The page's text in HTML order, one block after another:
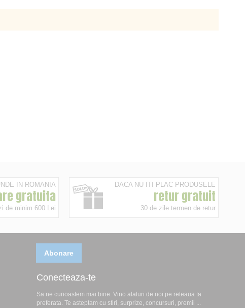
IN ROMANIA
gratuita
de minim 600 Lei
DACA NU ITI PLAC PRODUSELE
retur gratuit
30 de zile termen de retur
Abonare
Conecteaza-te
Sa ne cunoastem mai bine. Vino alaturi de noi pe reteaua ta
preferata. Te asteptam cu stiri, surprize, concursuri, premii ...